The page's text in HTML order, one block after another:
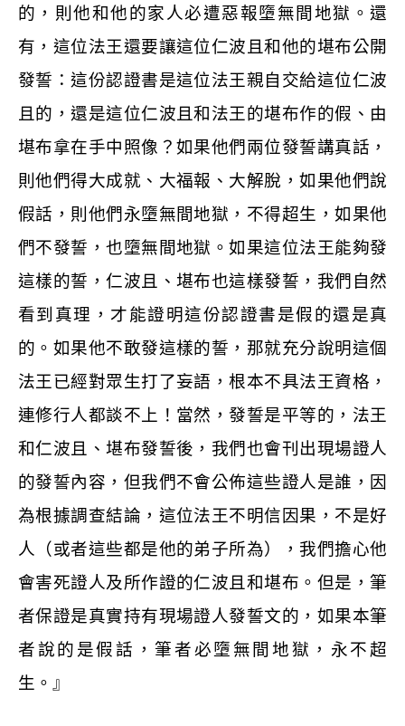
的，則他和他的家人必遭惡報墮無間地獄。還
有，這位法王還要讓這位仁波且和他的堪布公開
發誓：這份認證書是這位法王親自交給這位仁波
且的，還是這位仁波且和法王的堪布作的假、由
堪布拿在手中照像？如果他們兩位發誓講真話，
則他們得大成就、大福報、大解脫，如果他們說
假話，則他們永墮無間地獄，不得超生，如果他
們不發誓，也墮無間地獄。如果這位法王能夠發
這樣的誓，仁波且、堪布也這樣發誓，我們自然
看到真理，才能證明這份認證書是假的還是真
的。如果他不敢發這樣的誓，那就充分說明這個
法王已經對眾生打了妄語，根本不具法王資格，
連修行人都談不上！當然，發誓是平等的，法王
和仁波且、堪布發誓後，我們也會刊出現場證人
的發誓內容，但我們不會公佈這些證人是誰，因
為根據調查結論，這位法王不明信因果，不是好
人（或者這些都是他的弟子所為），我們擔心他
會害死證人及所作證的仁波且和堪布。但是，筆
者保證是真實持有現場證人發誓文的，如果本筆
者說的是假話，筆者必墮無間地獄，永不超
生。』